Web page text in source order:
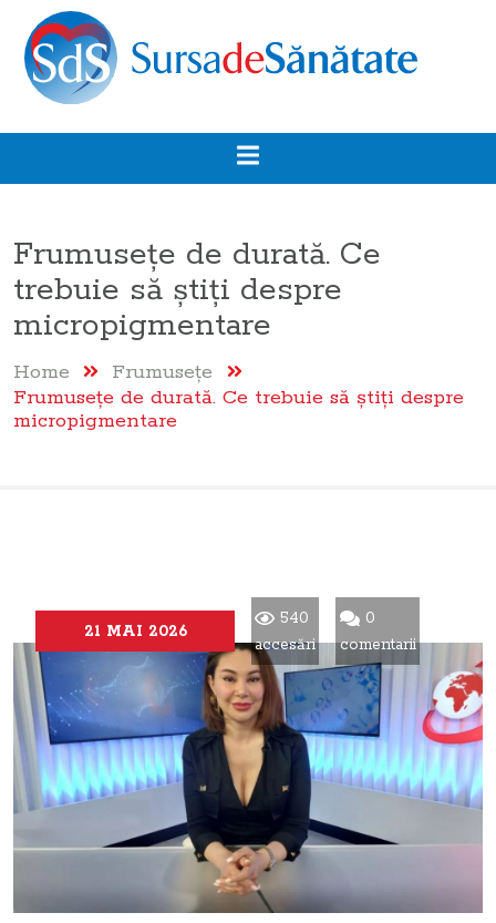
Frumusețe de durată. Ce
trebuie să ştiţi despre
micropigmentare
Home
Frumuseţe
Frumusețe de durată. Ce trebuie să ştiţi despre
micropigmentare
21 MAI 2026
540
accesări
0
comentarii